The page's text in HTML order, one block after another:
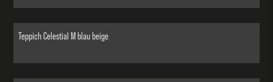
Teppich Celestial M blau beige